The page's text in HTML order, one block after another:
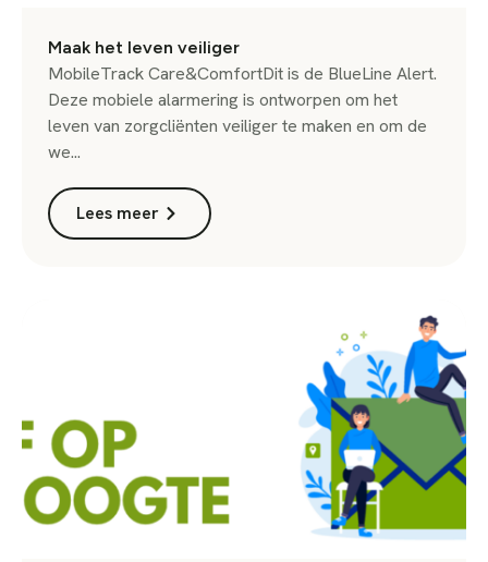
Maak het leven veiliger
MobileTrack Care&ComfortDit is de BlueLine Alert.
Deze mobiele alarmering is ontworpen om het
leven van zorgcliënten veiliger te maken en om de
we...
Lees meer